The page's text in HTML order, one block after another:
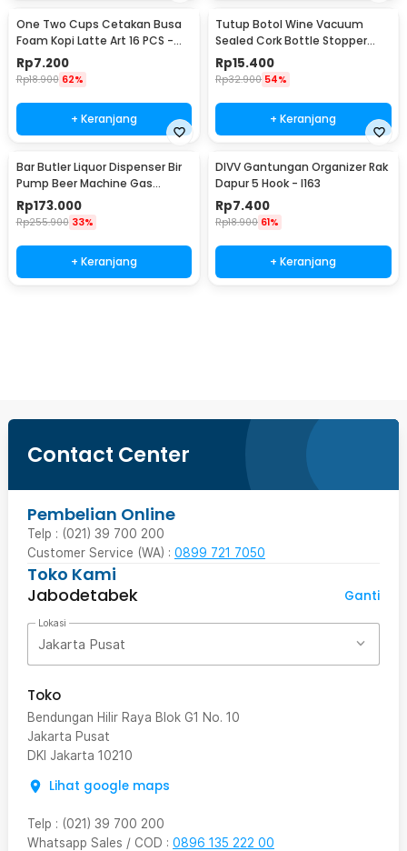
One Two Cups Cetakan Busa
Foam Kopi Latte Art 16 PCS -
JJYE01
Rp7.200
Rp18.900 62%
+ Keranjang
Tutup Botol Wine Vacuum
Sealed Cork Bottle Stopper
Stainless Steel - G94529
Rp15.400
Rp32.900 54%
+ Keranjang
Bar Butler Liquor Dispenser Bir
Pump Beer Machine Gas
Station 900ml - P-36
Rp173.000
Rp255.900 33%
+ Keranjang
DIVV Gantungan Organizer Rak
Dapur 5 Hook - I163
Rp7.400
Rp18.900 61%
+ Keranjang
Contact Center
Pembelian Online
Telp : (021) 39 700 200
Customer Service (WA) : 0899 721 7050
Toko Kami
Jabodetabek
Ganti
Lokasi
Jakarta Pusat
Toko
Bendungan Hilir Raya Blok G1 No. 10
Jakarta Pusat
DKI Jakarta 10210
Lihat google maps
Telp : (021) 39 700 200
Whatsapp Sales / COD : 0896 135 222 00